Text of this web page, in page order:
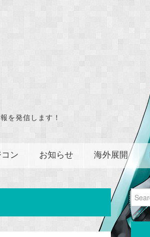
を発信します！
コン お知らせ 海外展開
Search
for: